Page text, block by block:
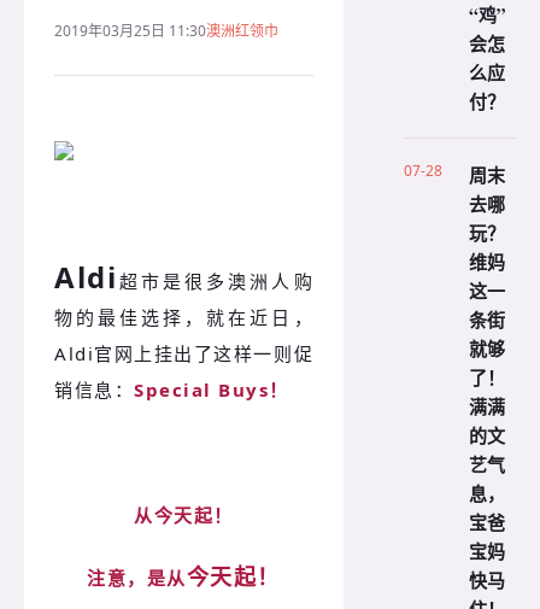
2019年03月25日 11:30澳洲红领巾
Aldi 超市是很多澳洲人购
物的最佳选择，就在近日，
Aldi官网上挂出了这样一则促
销信息： Special Buys！
从今天起！
注意，是从今天起！
“鸡”
会怎
么应
付？
07-28
周末
去哪
玩？
维妈
这一
条街
就够
了！
满满
的文
艺气
息，
宝爸
宝妈
快马